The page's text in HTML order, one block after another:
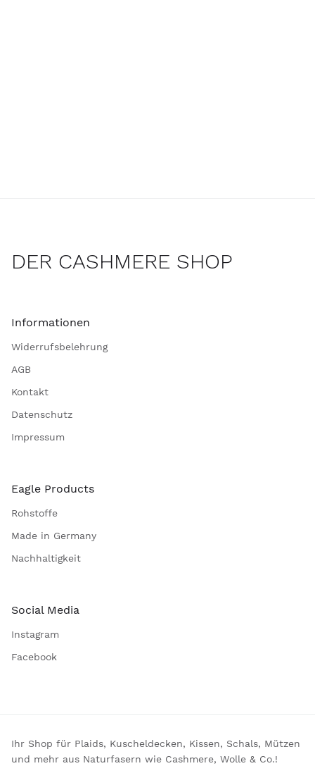
DER CASHMERE SHOP
Informationen
Widerrufsbelehrung
AGB
Kontakt
Datenschutz
Impressum
Eagle Products
Rohstoffe
Made in Germany
Nachhaltigkeit
Social Media
Instagram
Facebook
Ihr Shop für Plaids, Kuscheldecken, Kissen, Schals, Mützen
und mehr aus Naturfasern wie Cashmere, Wolle & Co.!